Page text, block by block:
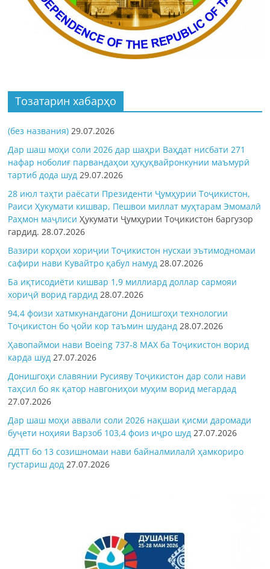
Тозатарин хабарҳо
(без названия) 29.07.2026
Дар шаш моҳи соли 2026 дар шаҳри Ваҳдат нисбати 271
нафар ноболиғ парвандаҳои ҳуқуқвайронкунии маъмурӣ
тартиб дода шуд 29.07.2026
28 июл таҳти раёсати Президенти Ҷумҳурии Тоҷикистон,
Раиси Ҳукумати кишвар, Пешвои миллат муҳтарам Эмомалӣ
Раҳмон маҷлисиҲукумати Ҷумҳурии Тоҷикистон баргузор
гардид.28.07.2026
Вазири корҳои хориҷии Тоҷикистон нусхаи эътимодномаи
сафири нави Кувайтро қабул намуд 28.07.2026
Ба иқтисодиёти кишвар 1,9 миллиард доллар сармояи
хориҷӣ ворид гардид 28.07.2026
94,4 фоизи хатмкунандагони Донишгоҳи технологии
Тоҷикистон бо ҷойи кор таъмин шуданд 28.07.2026
Ҳавопаймои нави Boeing 737-8 MAX ба Тоҷикистон ворид
карда шуд 27.07.2026
Донишгоҳи славянии Русияву Тоҷикистон дар соли нави
таҳсил бо як қатор навгониҳои муҳим ворид мегардад
27.07.2026
Дар шаш моҳи аввали соли 2026 нақшаи қисми даромади
буҷети ноҳияи Варзоб 103,4 фоиз иҷро шуд 27.07.2026
ДДТТ бо 13 созишномаи нави байналмилалӣ ҳамкориро
густариш дод 27.07.2026